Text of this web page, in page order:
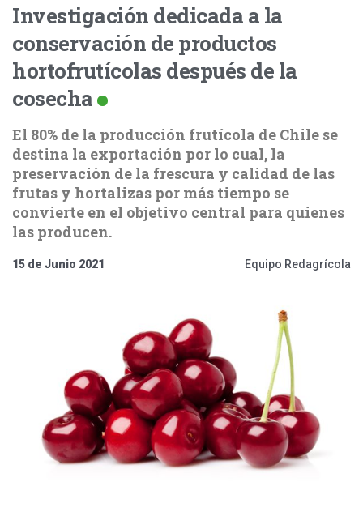
Investigación dedicada a la
conservación de productos
hortofrutícolas después de la
cosecha
El 80% de la producción frutícola de Chile se
destina la exportación por lo cual, la
preservación de la frescura y calidad de las
frutas y hortalizas por más tiempo se
convierte en el objetivo central para quienes
las producen.
15 de Junio 2021 Equipo Redagrícola